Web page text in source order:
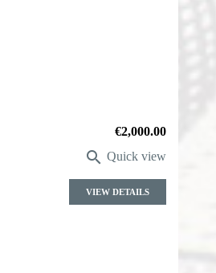
Price
€2,000.00
 Quick view
VIEW DETAILS